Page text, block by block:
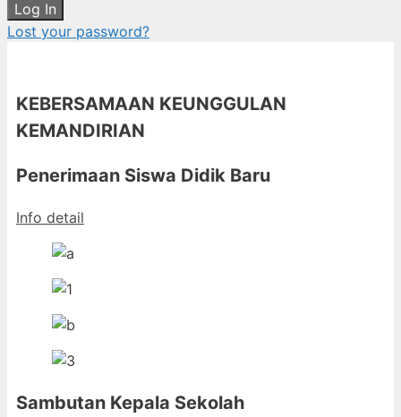
Log In
Lost your password?
KEBERSAMAAN KEUNGGULAN
KEMANDIRIAN
Penerimaan Siswa Didik Baru
Info detail
Sambutan Kepala Sekolah